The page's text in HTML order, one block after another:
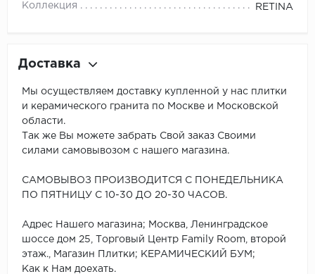
Коллекция RETINA
Доставка
Мы осуществляем доставку купленной у нас плитки
и керамического гранита по Москве и Московской
области.
Так же Вы можете забрать Свой заказ Своими
силами самовывозом с нашего магазина.
САМОВЫВОЗ ПРОИЗВОДИТСЯ С ПОНЕДЕЛЬНИКА
ПО ПЯТНИЦУ С 10-30 ДО 20-30 ЧАСОВ.
Адрес Нашего магазина; Москва, Ленинградское
шоссе дом 25, Торговый Центр Family Room, второй
этаж., Магазин Плитки; КЕРАМИЧЕСКИЙ БУМ;
Как к Нам доехать.